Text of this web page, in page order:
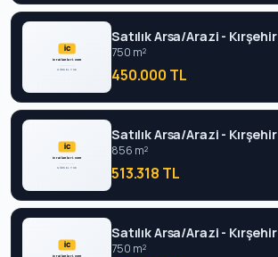
Satılık Arsa/Arazi - Kırşehir
750 m²
450.000 TL
Satılık Arsa/Arazi - Kırşehir
856 m²
513.318 TL
Satılık Arsa/Arazi - Kırşehir
750 m²